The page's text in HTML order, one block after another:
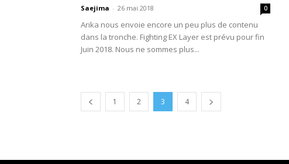
Saejima - 26 mai 2018 0
Arika nous envoie encore un peu plus de contenu
dans la tronche. Fighting EX Layer est prévu pour fin
Juin 2018. Nous ne sommes plus...
1 2 3 4